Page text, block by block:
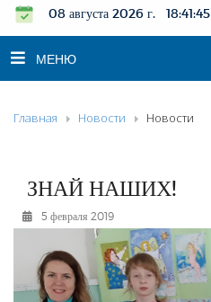
08 августа 2026 г. 18:41:46
МЕНЮ
НОВОСТИ
К СВЕДЕНИЮ
ФОТОРЕПОРТАЖИ
РЕКЛАМОДАТЕЛЯМ
ОБЪЯВЛЕНИЯ
Главная Новости Новости
ЗНАЙ НАШИХ!
5 февраля 2019